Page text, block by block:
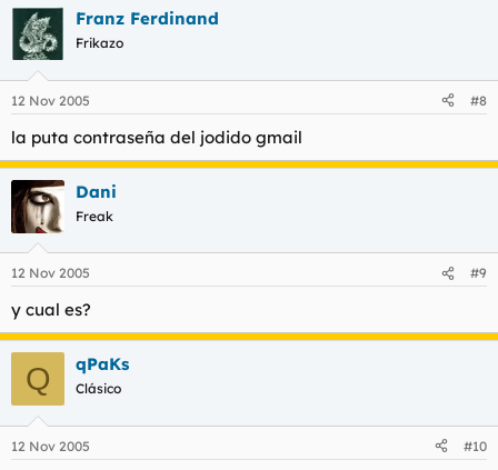
Franz Ferdinand
Frikazo
12 Nov 2005 #8
la puta contraseña del jodido gmail
Dani
Freak
12 Nov 2005 #9
y cual es?
Q qPaKs
Clásico
12 Nov 2005 #10